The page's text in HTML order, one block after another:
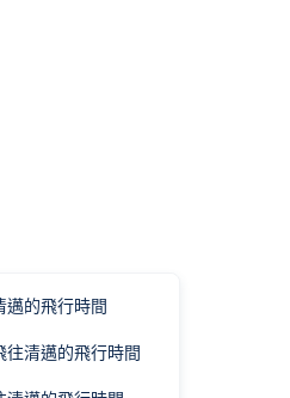
邁的飛行時間
往清邁的飛行時間